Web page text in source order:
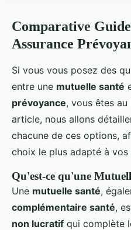
Comparative
Assurance
Si vous vous posez des
entre une mutuelle santé
prévoyance, vous êtes
article, nous allons
chacune de ces options,
choix le plus adapté à vos
Qu'est-ce qu'une
Une mutuelle santé,
complémentaire santé,
non lucratif qui complète